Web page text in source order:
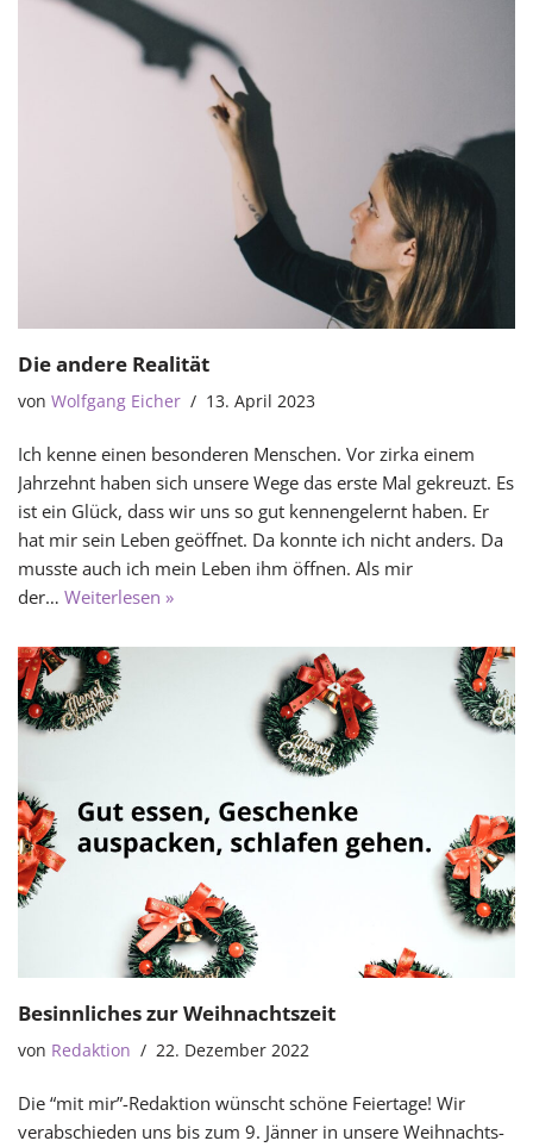
Die andere Realität
von Wolfgang Eicher 13. April 2023
Ich kenne einen besonderen Menschen. Vor zirka einem
Jahrzehnt haben sich unsere Wege das erste Mal gekreuzt. Es
ist ein Glück, dass wir uns so gut kennengelernt haben. Er
hat mir sein Leben geöffnet. Da konnte ich nicht anders. Da
musste auch ich mein Leben ihm öffnen. Als mir
der… Weiterlesen »
Besinnliches zur Weihnachtszeit
von Redaktion 22. Dezember 2022
Die “mit mir”-Redaktion wünscht schöne Feiertage! Wir
verabschieden uns bis zum 9. Jänner in unsere Weihnachts-